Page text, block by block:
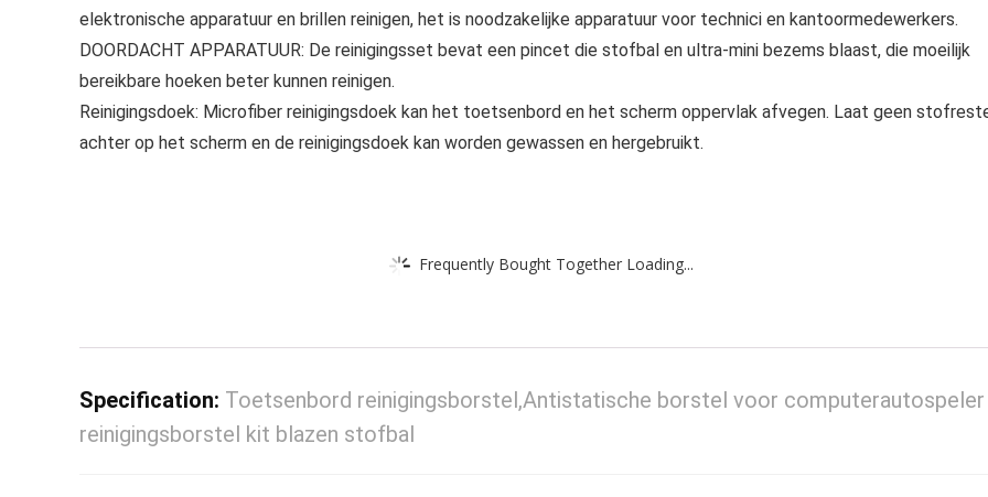
elektronische apparatuur en brillen reinigen, het is noodzakelijke apparatuur voor technici en kantoormedewerkers.
DOORDACHT APPARATUUR: De reinigingsset bevat een pincet die stofbal en ultra-mini bezems blaast, die moeilijk
bereikbare hoeken beter kunnen reinigen.
Reinigingsdoek: Microfiber reinigingsdoek kan het toetsenbord en het scherm oppervlak afvegen. Laat geen
achter op het scherm en de reinigingsdoek kan worden gewassen en hergebruikt.
Frequently Bought Together Loading...
Specification: Toetsenbord reinigingsborstel,Antistatische borstel voor computerautospeler
reinigingsborstel kit blazen stofbal